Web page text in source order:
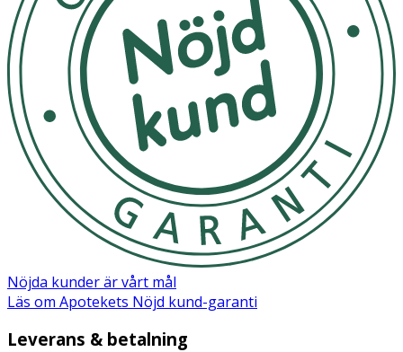
Nöjda kunder är vårt mål
Läs om Apotekets Nöjd kund-garanti
Leverans & betalning